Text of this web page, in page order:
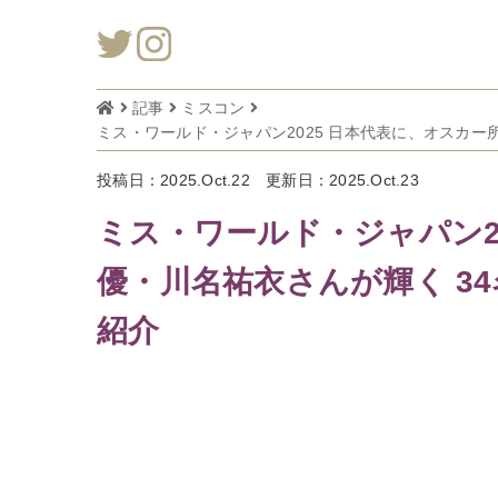
記事
ミスコン
ミス・ワールド・ジャパン2025 日本代表に、オスカ
投稿日：2025.Oct.22 更新日：2025.Oct.23
ミス・ワールド・ジャパ
優・川名祐衣さんが輝く
紹介